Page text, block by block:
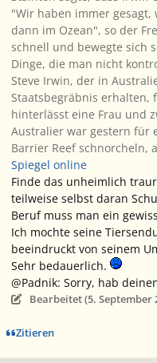
"Wir haben immer
dann im Ozean", so der
schnell und bewegte sich
Dinge, die man nicht
Steve Irwin, der in
Staatsbegräbnis erhalten,
hinterlässt eine Frau und
Australier war gestern für
Barrier Reef schnorcheln,
Spiegel online
Finde das unheimlich
teilweise selbst daran
Beruf muss man ein
Ich mochte seine
beeindruckt von seinem
Sehr bedauerlich.
@Padnik: Sorry, hab
Bearbeitet (5. September
Zitieren